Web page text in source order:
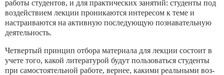
работы студентов, и для практических занятий: студенты под
воздействием лекции проникаются интересом к теме и
настраиваются на активную последующую познавательную
деятельность.
Четвертый принцип отбора материала для лекции состоит в
учете того, какой литературой будут пользоваться студенты
при самостоятельной работе, вернее, какими реальными воз­